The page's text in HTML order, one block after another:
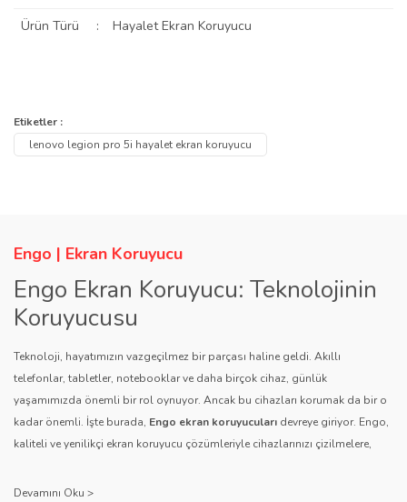
Ürün Türü : Hayalet Ekran Koruyucu
konularda yetersiz gördüğünüz noktaları öneri formunu kullanarak
tarafımıza iletebilirsiniz.
Görüş ve önerileriniz için teşekkür ederiz.
Ürün fiyatı diğer sitelerden daha pahalı.
Bu ürüne benzer farklı alternatifler olmalı.
Etiketler :
lenovo legion pro 5i hayalet ekran koruyucu
Engo | Ekran Koruyucu
Engo Ekran Koruyucu: Teknolojinin
Koruyucusu
Teknoloji, hayatımızın vazgeçilmez bir parçası haline geldi. Akıllı
telefonlar, tabletler, notebooklar ve daha birçok cihaz, günlük
yaşamımızda önemli bir rol oynuyor. Ancak bu cihazları korumak da bir o
kadar önemli. İşte burada, Engo ekran koruyucuları devreye giriyor. Engo,
kaliteli ve yenilikçi ekran koruyucu çözümleriyle cihazlarınızı çizilmelere,
sağlıyor.